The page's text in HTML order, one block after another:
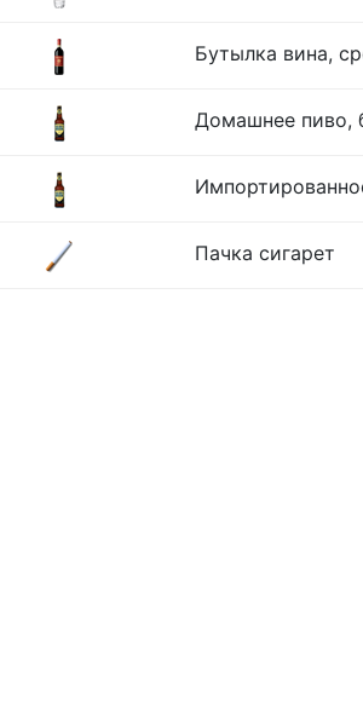
Бутылка вина,
Домашнее пиво,
Пачка сигарет